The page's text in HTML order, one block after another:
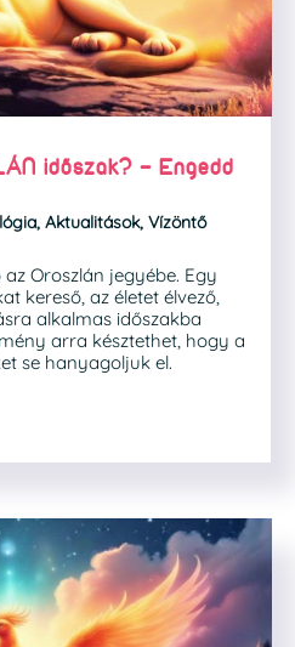
időszak? – Engedd
, Aktualitások, Vízöntő
Oroszlán jegyébe. Egy
kereső, az életet élvező,
alkalmas időszakba
arra késztethet, hogy a
se hanyagoljuk el.